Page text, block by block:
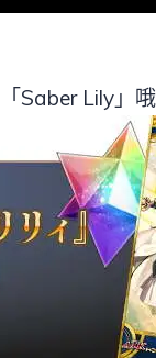
Saber Lily」